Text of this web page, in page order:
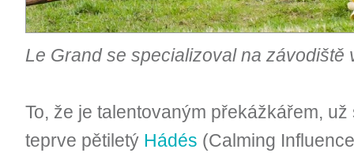
Le Grand se specializoval na závodiště
To, že je talentovaným překážkářem,
teprve pětiletý Hádés (Calming